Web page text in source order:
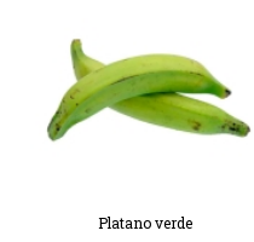
Platano verde